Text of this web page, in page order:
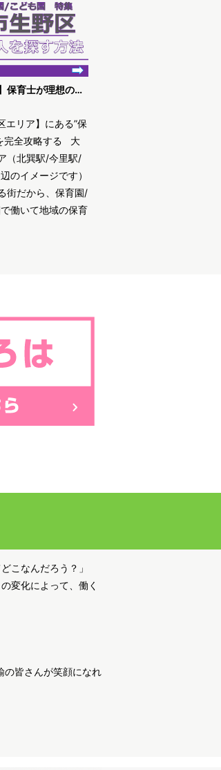
【大阪市生野区】保育士が理想の求人を探す方法
エリア】にある”保
完全攻略する 大
（北巽駅/今里駅/
のイメージです）
街だから、保育園/
働いて地域の保育
こなんだろう？」
変化によって、働く
の皆さんが笑顔になれ